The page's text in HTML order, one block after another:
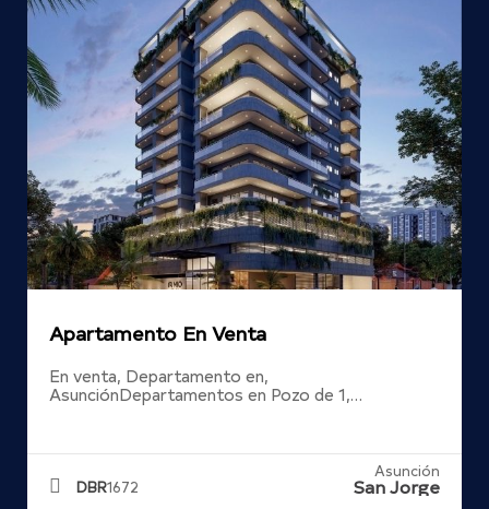
Apartamento En Venta
En venta, Departamento en,
AsunciónDepartamentos en Pozo de 1,…
DBR1672
Asunción
San Jorge